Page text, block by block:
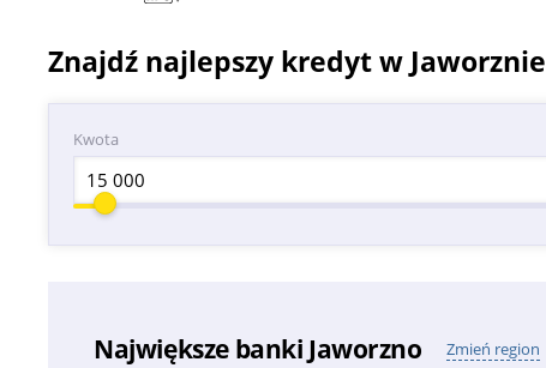
Znajdź najlepszy kredyt w Jaworznie
Kwota
Największe banki Jaworzno Zmień region